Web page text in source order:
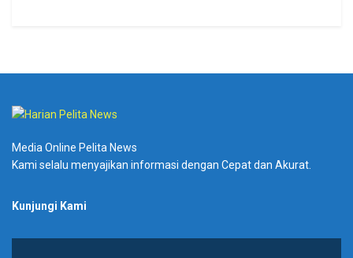
Media Online Pelita News
Kami selalu menyajikan informasi dengan Cepat dan Akurat.
Kunjungi Kami